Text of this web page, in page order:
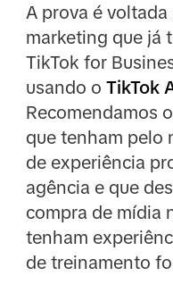
A prova é
marketing que já
TikTok for
usando o TikTok
Recomendamos
que tenham pelo
de experiência
agência e que
compra de mídia
tenham
de treinamento